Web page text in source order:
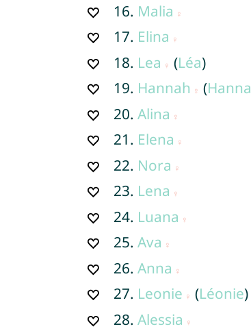
16. Malia
17. Elina
18. Lea (Léa)
19. Hannah (Hanna
20.Alina
21. Elena
22. Nora
23. Lena
24. Luana
25.Ava
26.Anna
27. Leonie (Léonie)
28.Alessia